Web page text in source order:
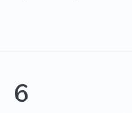
6